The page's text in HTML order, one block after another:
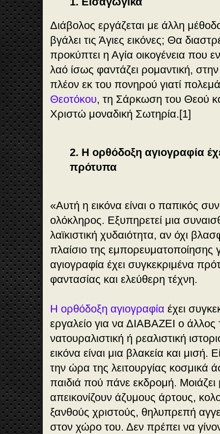
Διάβολος εργάζεται με άλλη
βγάλει τις Άγιες εικόνες; Θα
προκύπτει η Αγία οικογένεια που
λαό ίσως φαντάζει ρομαντική, στην
πλέον εκ του πονηρού γιατί
Θεοτόκου, τη Σάρκωση του Θεού
Χριστώ μοναδική Σωτηρία.[1]
2. Η ορθόδοξη αγιογραφία
πρότυπα
«Αυτή η εικόνα είναι ο παπικός
ολόκληρος. Εξυπηρετεί μια
λαϊκιστική χυδαιότητα, αν όχι
πλαίσιο της εμπορευματοποίησης
αγιογραφία έχει συγκεκριμένα
φαντασίας και ελεύθερη τέχνη.
Η ορθόδοξη αγιογραφία έχει
εργαλείο για να ΔΙΑΒΑΖΕΙ ο άλλος
νατουραλιστική ή ρεαλιστική
εικόνα είναι μια βλακεία και
την ώρα της λειτουργίας κοσμικά
παιδιά πού πάνε εκδρομή.
απεικονίζουν άζυμους άρτους,
ξανθούς χριστούς, θηλυπρεπή
στον χώρο του. Δεν πρέπει να